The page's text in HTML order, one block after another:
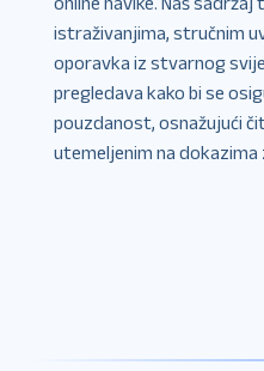
istraživanjima, stručnim
oporavka iz stvarnog
pregledava kako bi se
pouzdanost, osnažujući
utemeljenim na dokazima